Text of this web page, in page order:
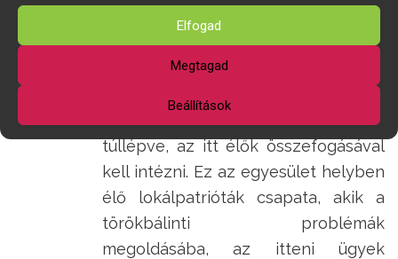
Elfogad
Megtagad
Beállítások
A Törökbálint Holnap Egyesület jó
példája annak, hogy a helyi ügyeket
az országos pártpolitika ellentétein
túllépve, az itt élők összefogásával
kell intézni. Ez az egyesület helyben
élő lokálpatrióták csapata, akik a
törökbálinti problémák
megoldásába, az itteni ügyek